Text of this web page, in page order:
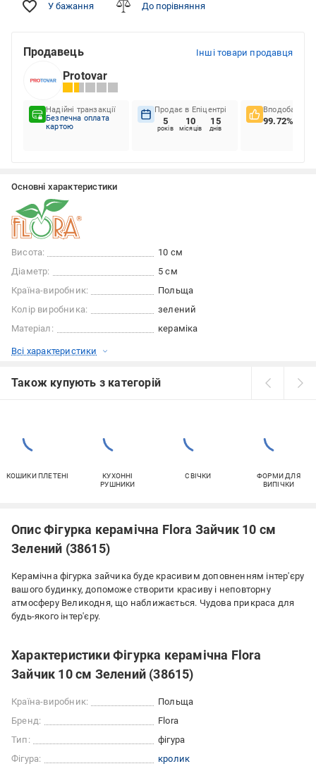
У бажання До порівняння
Продавець Інші товари продавця
Protovar
Надійні транзакції
Безпечна оплата
картою
Продає в Епіцентрі
5
років
10
місяців
15
днів
Вподобання
99.72%
Основні характеристики
Висота:
10 см
Діаметр:
5 см
Країна-виробник:
Польща
Колір виробника:
зелений
Матеріал:
кераміка
Всі характеристики
Також купують з категорій
КОШИКИ ПЛЕТЕНІ
КУХОННІ
РУШНИКИ
СВІЧКИ
ФОРМИ ДЛЯ
ВИПІЧКИ
Опис Фігурка керамічна Flora Зайчик 10 см
Зелений (38615)
Керамічна фігурка зайчика буде красивим доповненням інтер'єру
вашого будинку, допоможе створити красиву і неповторну
атмосферу Великодня, що наближається. Чудова прикраса для
будь-якого інтер'єру.
Характеристики Фігурка керамічна Flora
Зайчик 10 см Зелений (38615)
Країна-виробник:
Польща
Бренд:
Flora
Тип:
фігура
Фігура:
кролик